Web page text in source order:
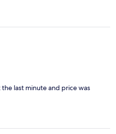
last minute and price was